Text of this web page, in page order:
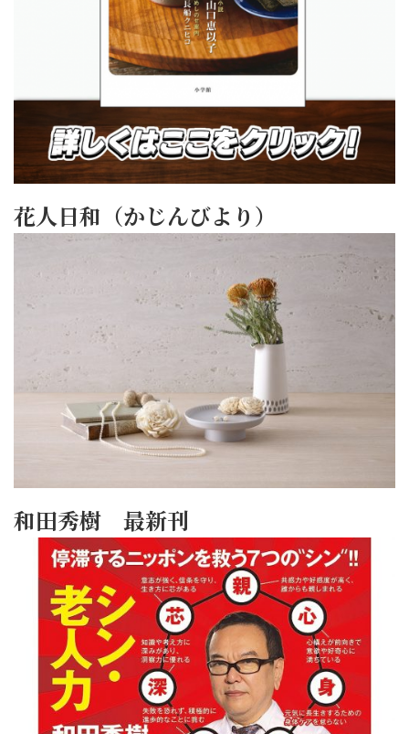
花人日和（かじんびより）
和田秀樹 最新刊